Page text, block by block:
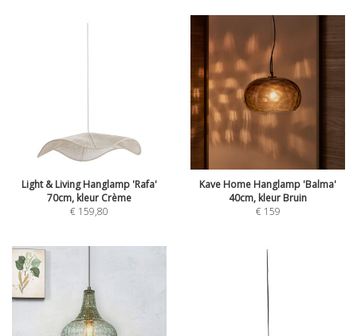
Light & Living Hanglamp 'Rafa'
70cm, kleur Crème
€ 159,80
Kave Home Hanglamp 'Balma'
40cm, kleur Bruin
€ 159